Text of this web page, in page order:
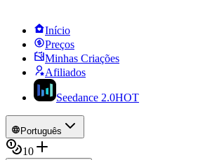
Início
Preços
Minhas Criações
Afiliados
Seedance 2.0HOT
Português
10